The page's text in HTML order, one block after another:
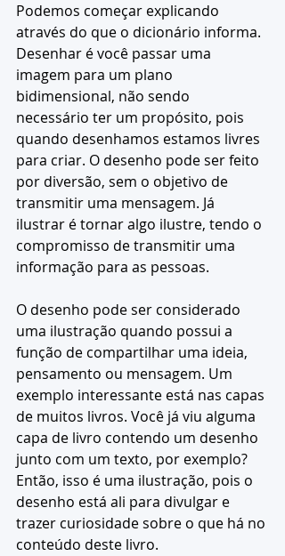
Podemos começar explicando
através do que o dicionário informa.
Desenhar é você passar uma
imagem para um plano
bidimensional, não sendo
necessário ter um propósito, pois
quando desenhamos estamos livres
para criar. O desenho pode ser feito
por diversão, sem o objetivo de
transmitir uma mensagem. Já
ilustrar é tornar algo ilustre, tendo o
compromisso de transmitir uma
informação para as pessoas.
O desenho pode ser considerado
uma ilustração quando possui a
função de compartilhar uma ideia,
pensamento ou mensagem. Um
exemplo interessante está nas capas
de muitos livros. Você já viu alguma
capa de livro contendo um desenho
junto com um texto, por exemplo?
Então, isso é uma ilustração, pois o
desenho está ali para divulgar e
trazer curiosidade sobre o que há no
conteúdo deste livro.